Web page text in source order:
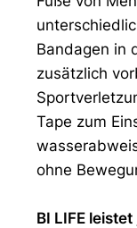
Bandagen in
zusätzlich
Tape zum
ohne
BI LIFE leistet